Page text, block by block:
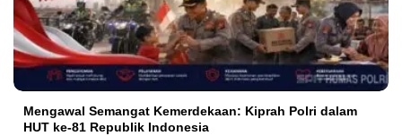
Mengawal Semangat Kemerdekaan: Kiprah Polri dalam
HUT ke-81 Republik Indonesia